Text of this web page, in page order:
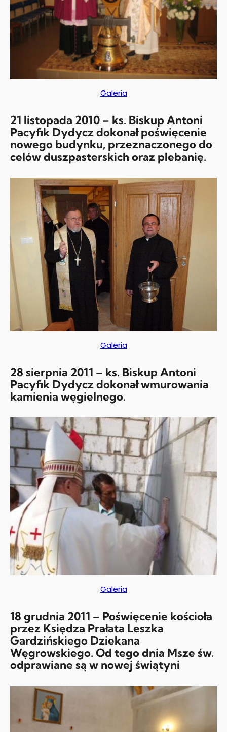
Galeria
21 listopada 2010 – ks. Biskup Antoni
Pacyfik Dydycz dokonał poświęcenie
nowego budynku, przeznaczonego do
celów duszpasterskich oraz plebanię.
Galeria
28 sierpnia 2011 – ks. Biskup Antoni
Pacyfik Dydycz dokonał wmurowania
kamienia węgielnego.
Galeria
18 grudnia 2011 – Poświęcenie kościoła
przez Księdza Prałata Leszka
Gardzińskiego Dziekana
Węgrowskiego. Od tego dnia Msze św.
odprawiane są w nowej świątyni